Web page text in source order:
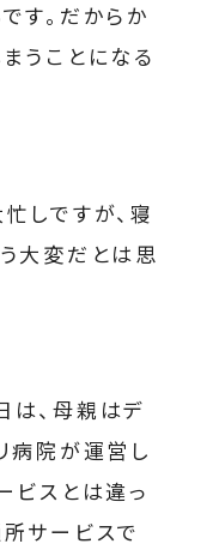
す。だからか
うことになる
しですが、寝
大変だとは思
、母親はデ
病院が運営し
ビスとは違っ
サービスで